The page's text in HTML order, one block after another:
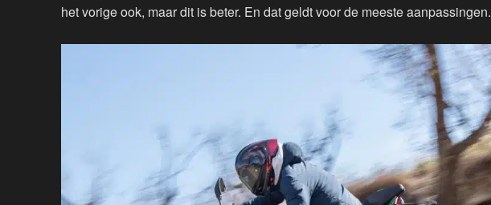
het vorige ook, maar dit is beter. En dat geldt voor de meeste aanpassingen.